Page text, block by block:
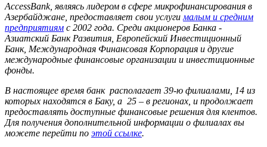
AccessBank, являясь лидером в сфере микрофинансирования в
Азербайджане, предоставляет свои услуги малым и средним
предприятиям с 2002 года. Среди акционеров Банка -
Азиатский Банк Развития, Европейский Инвестиционный
Банк, Международная Финансовая Корпорация и другие
международные финансовые организации и инвестиционные
фонды.
В настоящее время банк располагает 39-ю филиалами, 14 из
которых находятся в Баку, а 25 – в регионах, и продолжает
предоставлять доступные финансовые решения для клентов.
Для получения дополнительной информации о филиалах вы
можете перейти по этой ссылке.